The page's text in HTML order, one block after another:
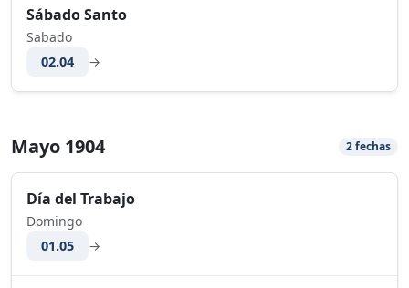
Sábado Santo
Sabado
02.04
→
Mayo 1904 2 fechas
Día del Trabajo
Domingo
01.05
→